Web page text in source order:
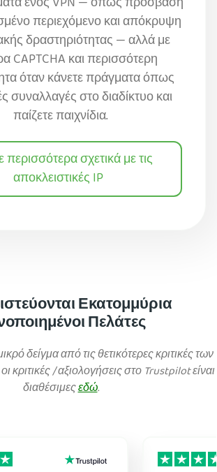
περιεχόμενο και απόκρυψη
δραστηριότητας — αλλά με
CAPTCHA και περισσότερη
όταν κάνετε πράγματα όπως
συναλλαγές στο διαδίκτυο και
παίζετε παιχνίδια.
σχετικά με τις
αποκλειστικές IP
Εκατομμύρια
Πελάτες
δείγμα από τις θετικότερες κριτικές των
κριτικές / αξιολογήσεις στο Trustpilot είναι
διαθέσιμεςεδώ.